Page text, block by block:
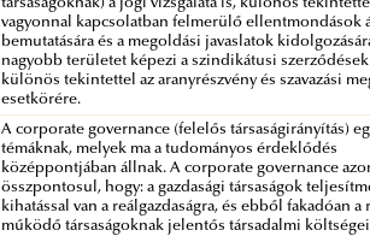
társaságoknak) a jogi vizsgálata is, különös
vagyonnal kapcsolatban felmerülő ellentmondások
bemutatására és a megoldási javaslatok
nagyobb területet képezi a szindikátusi szerződések
különös tekintettel az aranyrészvény és szavazási
esetkörére.
A corporate governance (felelős társaságirányítás)
témáknak, melyek ma a tudományos érdeklődés
középpontjában állnak. A corporate governance
összpontosul, hogy: a gazdasági társaságok
kihatással van a reálgazdaságra, és ebből fakadóan a
működő társaságoknak jelentős társadalmi költségei